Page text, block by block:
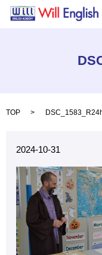
TOP
2024-10-31